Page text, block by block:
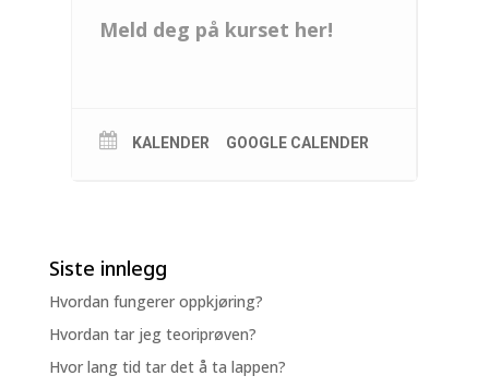
Meld deg på kurset her!
KALENDER GOOGLE CALENDER
Siste innlegg
Hvordan fungerer oppkjøring?
Hvordan tar jeg teoriprøven?
Hvor lang tid tar det å ta lappen?